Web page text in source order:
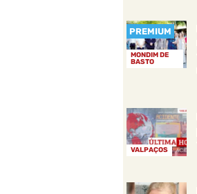
MONDIM DE
BASTO
PREMIUM
VALPAÇOS